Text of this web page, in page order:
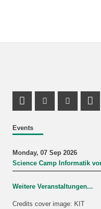
Events
Monday, 07 Sep 2026
Science Camp Informatik
Weitere Veranstaltungen...
Instagram
Credits cover image: KIT